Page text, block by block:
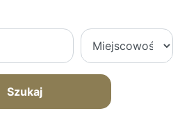
Szukaj